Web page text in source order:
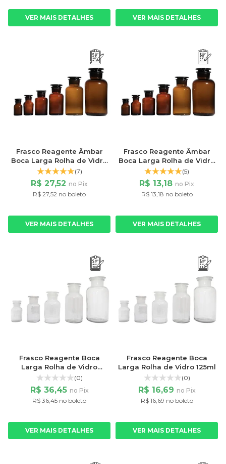
VER MAIS DETALHES VER MAIS DETALHES
Frasco Reagente Âmbar
Boca Larga Rolha de Vidro
500ml (7)
R$ 27,52 no Pix
R$ 27,52 no boleto
VER MAIS DETALHES
Frasco Reagente Âmbar
Boca Larga Rolha de Vidro
60ml
(5)
R$ 13,18 no Pix
R$ 13,18 no boleto
VER MAIS DETALHES
Frasco Reagente Boca
Larga Rolha de Vidro
1000ml (0)
R$ 36,45 no Pix
R$ 36,45 no boleto
VER MAIS DETALHES
Frasco Reagente Boca
Larga Rolha de Vidro 125ml
(0)
R$ 16,69 no Pix
R$ 16,69 no boleto
VER MAIS DETALHES